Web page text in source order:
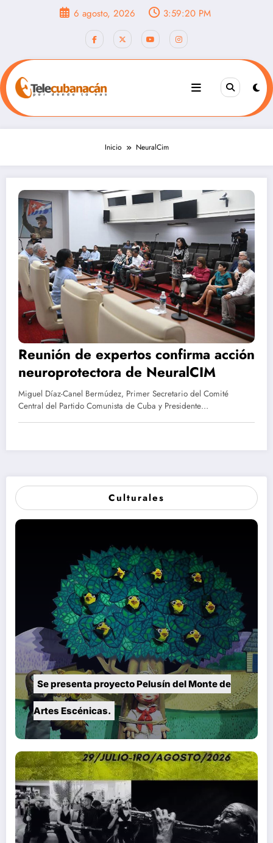
6 agosto, 2026 3:59:21 PM
Inicio NeuralCim
Reunión de expertos confirma acción
neuroprotectora de NeuralCIM
Miguel Díaz-Canel Bermúdez, Primer Secretario del Comité
Central del Partido Comunista de Cuba y Presidente…
Culturales
Se presenta proyecto Pelusín del Monte de
Artes Escénicas.